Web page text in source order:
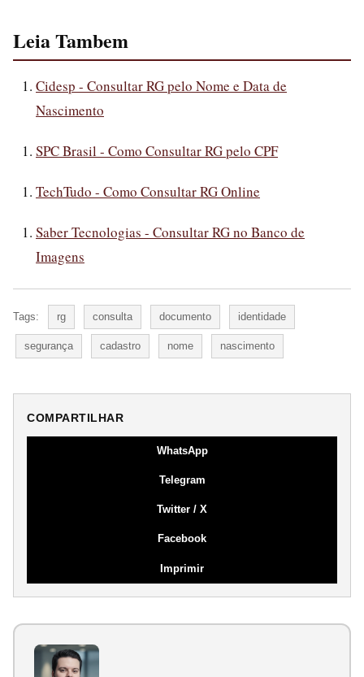
Leia Tambem
Cidesp - Consultar RG pelo Nome e Data de
Nascimento
SPC Brasil - Como Consultar RG pelo CPF
TechTudo - Como Consultar RG Online
Saber Tecnologias - Consultar RG no Banco de
Imagens
Tags: rg consulta documento identidade
segurança cadastro nome nascimento
COMPARTILHAR
WhatsApp
Telegram
Twitter / X
Facebook
Imprimir